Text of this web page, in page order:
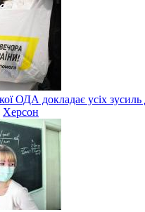
ОДА докладає усіх
Херсон